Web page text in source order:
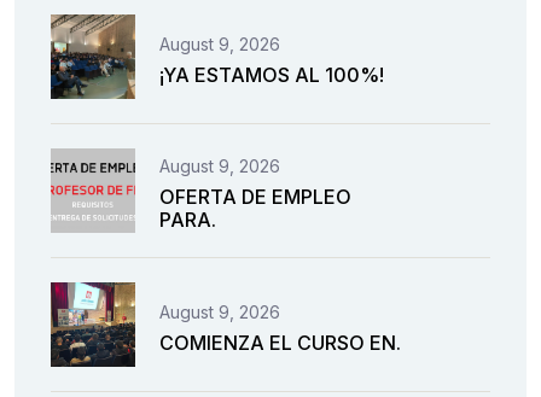
August 9, 2026
¡YA ESTAMOS AL 100%!
August 9, 2026
OFERTA DE EMPLEO
PARA.
August 9, 2026
COMIENZA EL CURSO EN.